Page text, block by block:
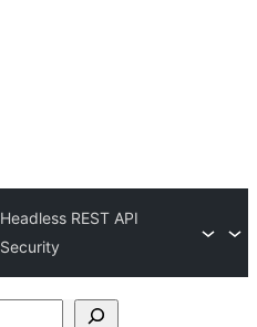
Headless REST API
Security